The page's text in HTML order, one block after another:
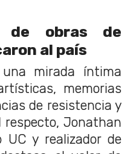
de obras de
al país
mirada íntima
memorias
de resistencia y
respecto, Jonathan
UC y realizador de